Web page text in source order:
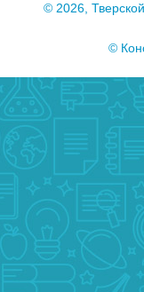
© 2026,
©